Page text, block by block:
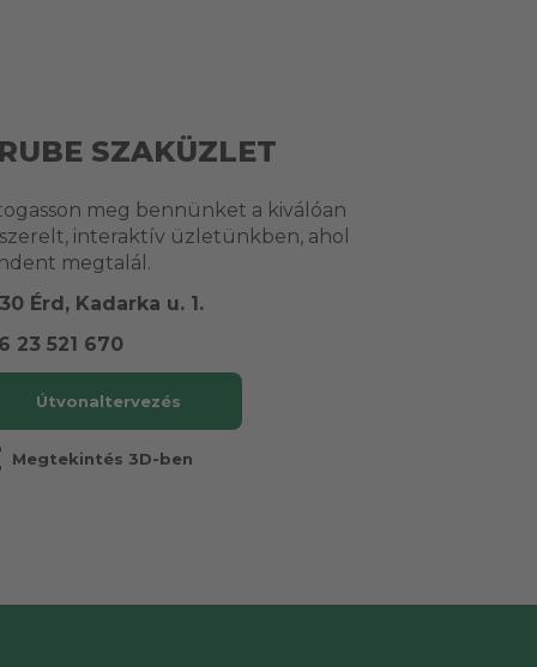
SZAKÜZLET
meg bennünket a kiválóan
interaktív üzletünkben, ahol
megtalál.
Érd, Kadarka u. 1.
23 521 670
Útvonaltervezés
Megtekintés 3D-ben